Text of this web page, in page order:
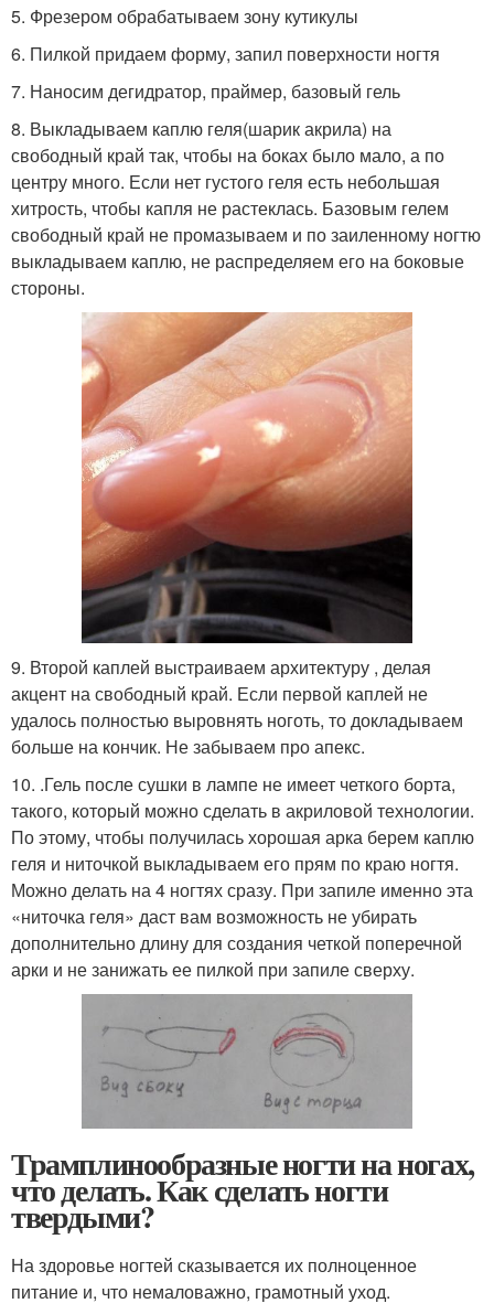
5. Фрезером обрабатываем зону кутикулы
6. Пилкой придаем форму, запил поверхности ногтя
7. Наносим дегидратор, праймер, базовый гель
8. Выкладываем каплю геля(шарик акрила) на
свободный край так, чтобы на боках было мало, а по
центру много. Если нет густого геля есть небольшая
хитрость, чтобы капля не растеклась. Базовым гелем
свободный край не промазываем и по заиленному ногтю
выкладываем каплю, не распределяем его на боковые
стороны.
9. Второй каплей выстраиваем архитектуру , делая
акцент на свободный край. Если первой каплей не
удалось полностью выровнять ноготь, то докладываем
больше на кончик. Не забываем про апекс.
10. .Гель после сушки в лампе не имеет четкого борта,
такого, который можно сделать в акриловой технологии.
По этому, чтобы получилась хорошая арка берем каплю
геля и ниточкой выкладываем его прям по краю ногтя.
Можно делать на 4 ногтях сразу. При запиле именно эта
«ниточка геля» даст вам возможность не убирать
дополнительно длину для создания четкой поперечной
арки и не занижать ее пилкой при запиле сверху.
Трамплинообразные ногти на ногах,
что делать. Как сделать ногти
твердыми?
На здоровье ногтей сказывается их полноценное
питание и, что немаловажно, грамотный уход.